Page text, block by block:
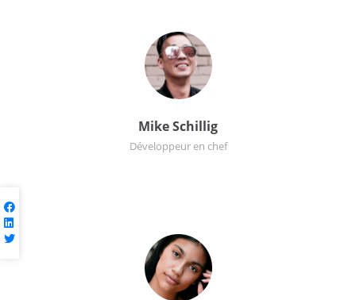
Mike Schillig
Développeur en chef